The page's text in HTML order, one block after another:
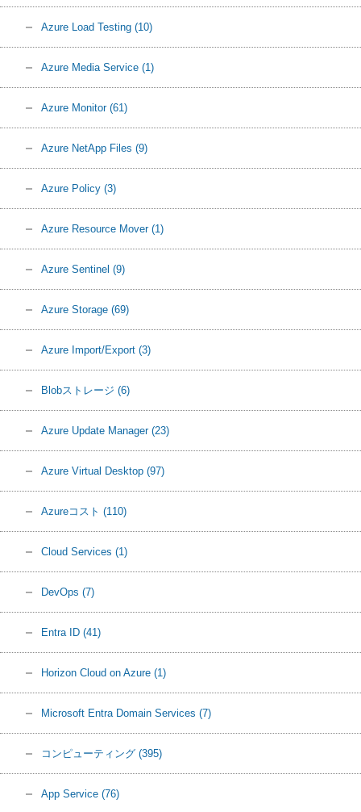
Azure Load Testing (10)
Azure Media Service (1)
Azure Monitor (61)
Azure NetApp Files (9)
Azure Policy (3)
Azure Resource Mover (1)
Azure Sentinel (9)
Azure Storage (69)
Azure Import/Export (3)
Blobストレージ (6)
Azure Update Manager (23)
Azure Virtual Desktop (97)
Azureコスト (110)
Cloud Services (1)
DevOps (7)
Entra ID (41)
Horizon Cloud on Azure (1)
Microsoft Entra Domain Services (7)
コンピューティング (395)
App Service (76)